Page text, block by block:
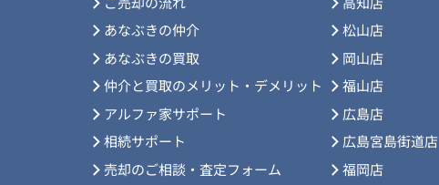
あなぶきの仲介
あなぶきの買取
仲介と買取のメリット・デメリット
アルファ家サポート
相続サポート
売却のご相談・査定フォーム
松山店
岡山店
福山店
広島店
広島宮島街道店
福岡店